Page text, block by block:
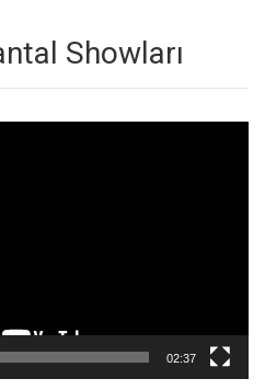
Showları
02:37